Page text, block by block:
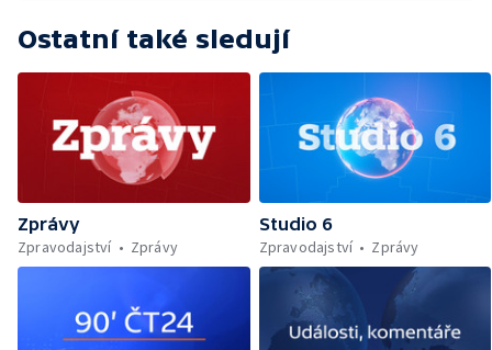
Ostatní také sledují
Zprávy
Zpravodajství
Zprávy
Studio 6
Zpravodajství
Zprávy